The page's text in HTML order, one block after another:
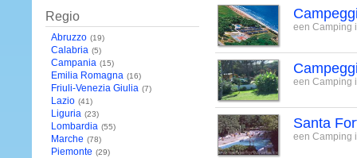
Regio
Abruzzo (19)
Calabria (5)
Campania (15)
Emilia Romagna (16)
Friuli-Venezia Giulia (7)
Lazio (41)
Liguria (23)
Lombardia (55)
Marche (78)
Piemonte (29)
een Camping
een Camping
Santa
een Camping